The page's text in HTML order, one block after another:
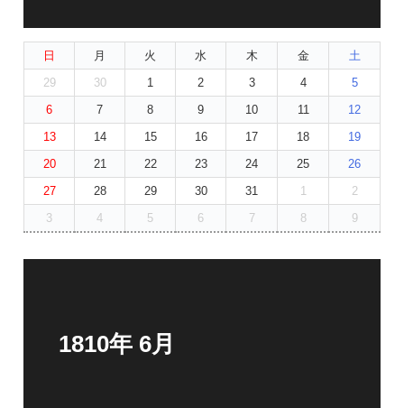
日 月 火 水 木 金
土
29
30 1 2 3 4
5
6
7 8 9 10 11
12
13
14 15 16 17 18
19
20
21 22 23 24 25
26
27
28 29 30 31 1
2
3
4 5 6 7 8 9
1810年 6月